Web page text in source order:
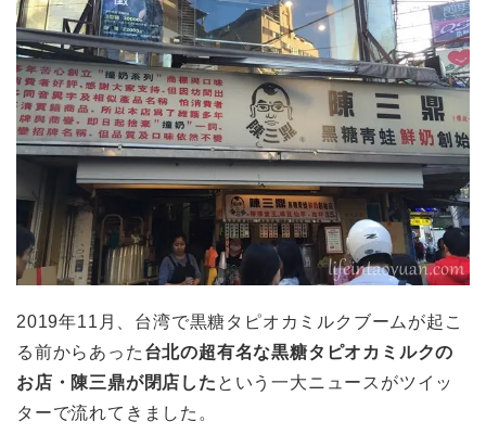
2019年11月、台湾で黒糖タピオカミルクブームが起こ
る前からあった 台北の超有名な黒糖タピオカミルクの
お店・陳三鼎が閉店した という一大ニュースがツイッ
ターで流れてきました。